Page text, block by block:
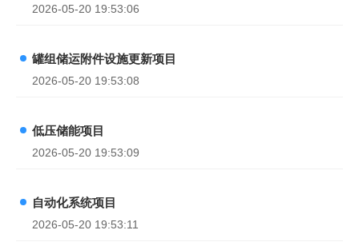
2026-05-20 19:53:06
罐组储运附件设施更新项目
2026-05-20 19:53:08
低压储能项目
2026-05-20 19:53:09
自动化系统项目
2026-05-20 19:53:11